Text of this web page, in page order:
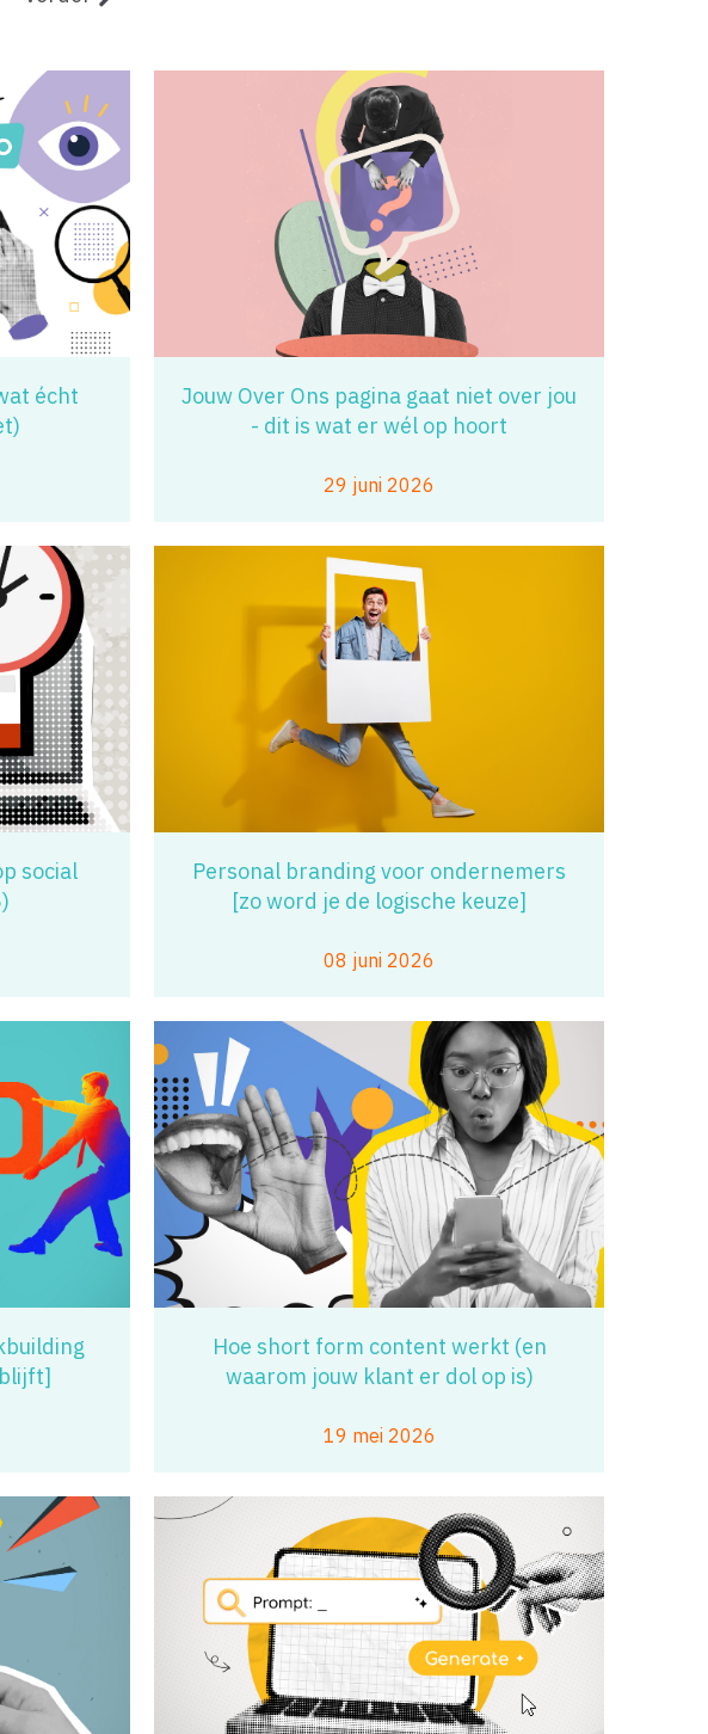
écht
Jouw Over Ons pagina gaat niet over jou
- dit is wat er wél op hoort
29 juni 2026
social
Personal branding voor ondernemers
[zo word je de logische keuze]
08 juni 2026
Hoe short form content werkt (en
waarom jouw klant er dol op is)
19 mei 2026